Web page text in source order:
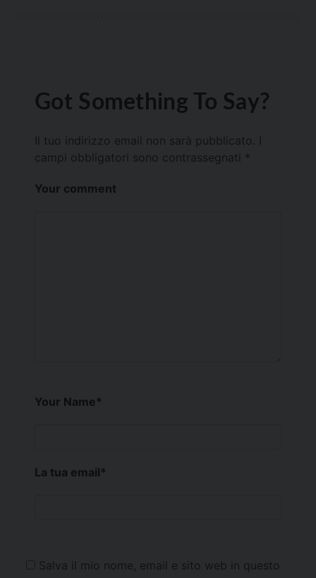
Got Something To Say?
Il tuo indirizzo email non sarà pubblicato.
campi obbligatori sono contrassegnati *
Your comment
Your Name*
La tua email*
Salva il mio nome, email e sito web in questo